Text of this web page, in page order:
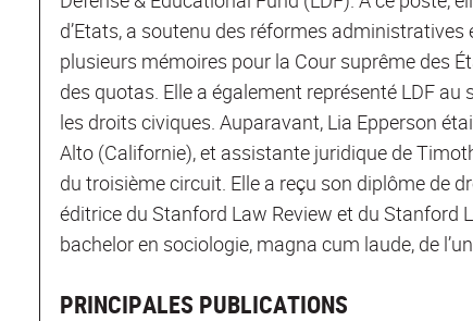
d’Etats, a soutenu des réformes
plusieurs mémoires pour la Cour suprême des
des quotas. Elle a également représenté LDF
les droits civiques. Auparavant, Lia Epperson
Alto (Californie), et assistante juridique de
du troisième circuit. Elle a reçu son diplôme de
éditrice du Stanford Law Review et du Stanford
bachelor en sociologie, magna cum laude, de
PRINCIPALES PUBLICATIONS